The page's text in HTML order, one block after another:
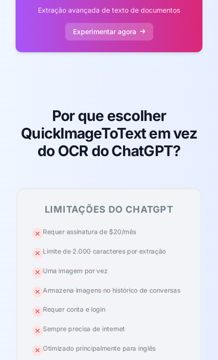
Extração avançada de texto de documentos
Experimentar agora
Por que escolher
QuickImageToText em vez
do OCR do ChatGPT?
LIMITAÇÕES DO CHATGPT
Requer assinatura de $20/mês
Limite de 2.000 caracteres por extração
Uma imagem por vez
Armazena imagens no histórico de conversas
Requer conta e login
Sempre precisa de internet
Otimizado principalmente para inglês